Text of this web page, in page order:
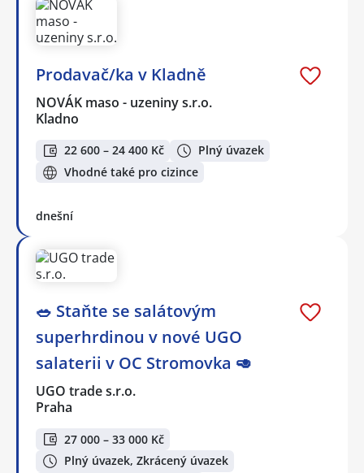
Prodavač/ka v Kladně
NOVÁK maso - uzeniny s.r.o.
Kladno
22 600 – 24 400 Kč
Plný úvazek
Vhodné také pro cizince
dnešní
🥗 Staňte se salátovým
superhrdinou v nové UGO
salaterii v OC Stromovka 🥑
UGO trade s.r.o.
Praha
27 000 – 33 000 Kč
Plný úvazek, Zkrácený úvazek